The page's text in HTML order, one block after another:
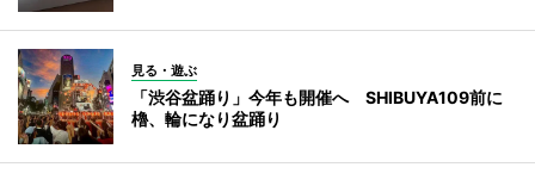
見る・遊ぶ
「渋谷盆踊り」今年も開催へ SHIBUYA109前に
櫓、輪になり盆踊り